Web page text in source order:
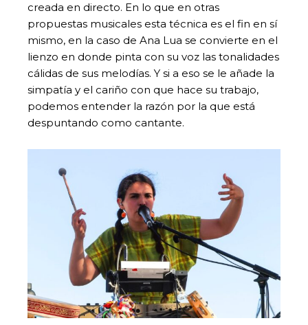
creada en directo. En lo que en otras
propuestas musicales esta técnica es el fin en sí
mismo, en la caso de Ana Lua se convierte en el
lienzo en donde pinta con su voz las tonalidades
cálidas de sus melodías. Y si a eso se le añade la
simpatía y el cariño con que hace su trabajo,
podemos entender la razón por la que está
despuntando como cantante.